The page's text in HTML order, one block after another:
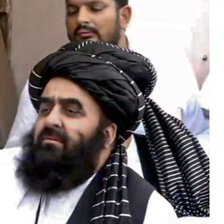
सरकार
भेदभाव
शिवसेना
UBT
में
बड़ा
भूचाल,
6
सांसदों
ने
छोड़ा
साथ,
इस
पार्टी
में
जून 17, 2026
शिवसेना UBT में बड़ा भूचाल, 6 सांसदों ने
छोड़ा साथ, इस पार्टी में हुए शामिल!